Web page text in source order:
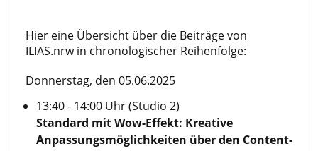
Hier eine Übersicht über die Beiträge von
ILIAS.nrwin chronologischer Reihenfolge:
Donnerstag, den 05.06.2025
13:40 - 14:00 Uhr (Studio 2)
Standard mit Wow-Effekt: Kreative
Anpassungsmöglichkeiten über den Content-